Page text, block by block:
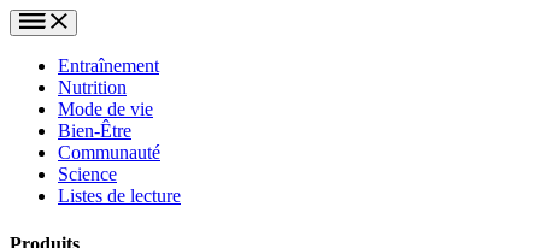
Entraînement
Nutrition
Mode de vie
Bien-Être
Communauté
Science
Listes de lecture
Produits